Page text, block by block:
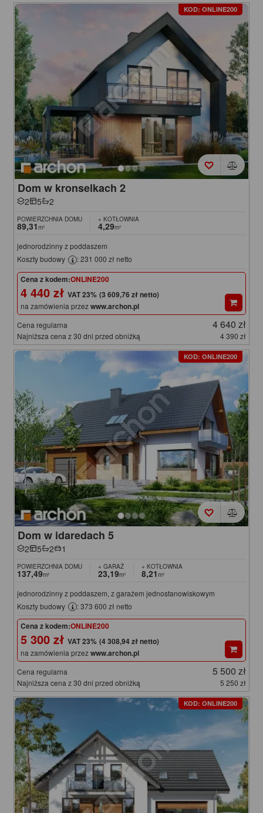
KOD: ONLINE200
Dom w kronselkach 2
2 5 2
POWIERZCHNIA DOMU
89,31m²
+ KOTŁOWNIA
4,29m²
jednorodzinny z poddaszem
Koszty budowy
: 231 000 zł netto
Cena z kodem:ONLINE200
4 440 zł (3 609,76 zł netto)
na zamówienia przezwww.archon.pl
Cena regularna 4 640 zł
Najniższa cena z 30 dni przed obniżką 4 390 zł
KOD: ONLINE200
Dom w idaredach 5
2 5 2 1
POWIERZCHNIA DOMU
137,49m²
+ GARAŻ
23,19m²
+ KOTŁOWNIA
8,21m²
jednorodzinny z poddaszem, z garażem jednostanowiskowym
Koszty budowy
: 373 600 zł netto
Cena z kodem:ONLINE200
5 300 zł (4 308,94 zł netto)
na zamówienia przezwww.archon.pl
Cena regularna 5 500 zł
Najniższa cena z 30 dni przed obniżką 5 250 zł
KOD: ONLINE200